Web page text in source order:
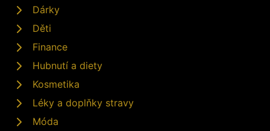
Dárky
Děti
Finance
Hubnutí a diety
Kosmetika
Léky a doplňky stravy
Móda